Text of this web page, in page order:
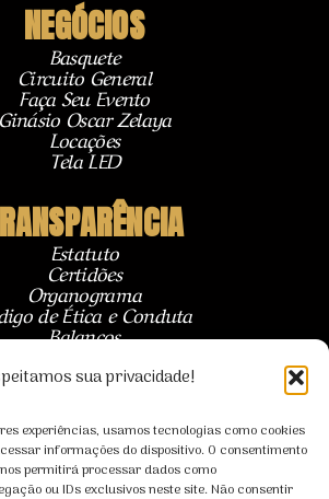
sua privacidade!
experiências, usamos tecnologias como cookies
informações do dispositivo. O consentimento
permitirá processar dados como
ou IDs exclusivos neste site. Não consentir
NEGÓCIOS
Basquete
Circuito General
Faça Seu Evento
Ginásio Oscar Zelaya
Locações
Tela LED
Estatuto
Certidões
Organograma
de Ética e Conduta
Balanços
Convênio CBC
Deliberativo
Adm e Fiscal